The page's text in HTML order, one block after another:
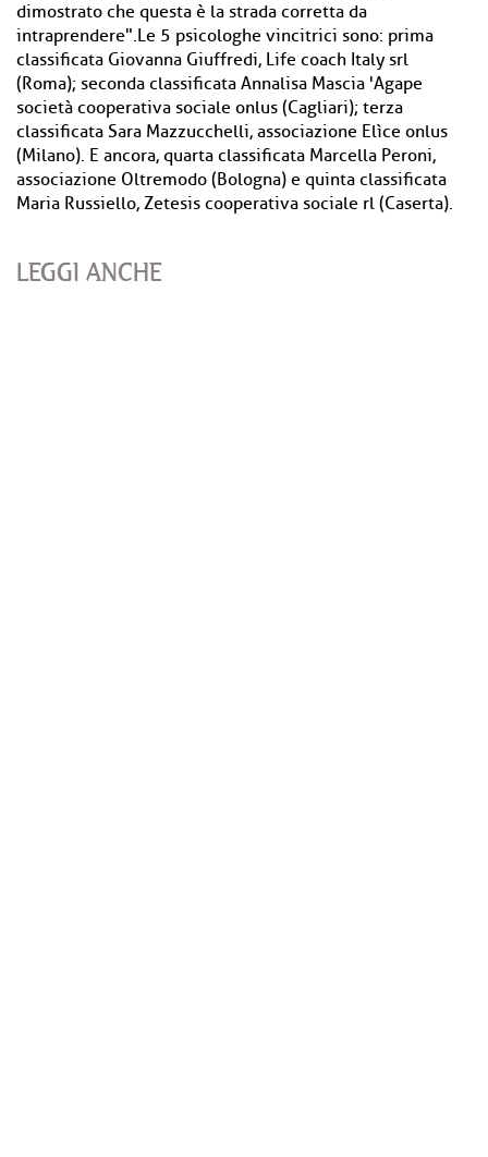
dimostrato che questa è la strada corretta da
intraprendere".Le 5 psicologhe vincitrici sono: prima
classificata Giovanna Giuffredi, Life coach Italy srl
(Roma); seconda classificata Annalisa Mascia 'Agape
società cooperativa sociale onlus (Cagliari); terza
classificata Sara Mazzucchelli, associazione Elìce onlus
(Milano). E ancora, quarta classificata Marcella Peroni,
associazione Oltremodo (Bologna) e quinta classificata
Maria Russiello, Zetesis cooperativa sociale rl (Caserta).
LEGGI ANCHE